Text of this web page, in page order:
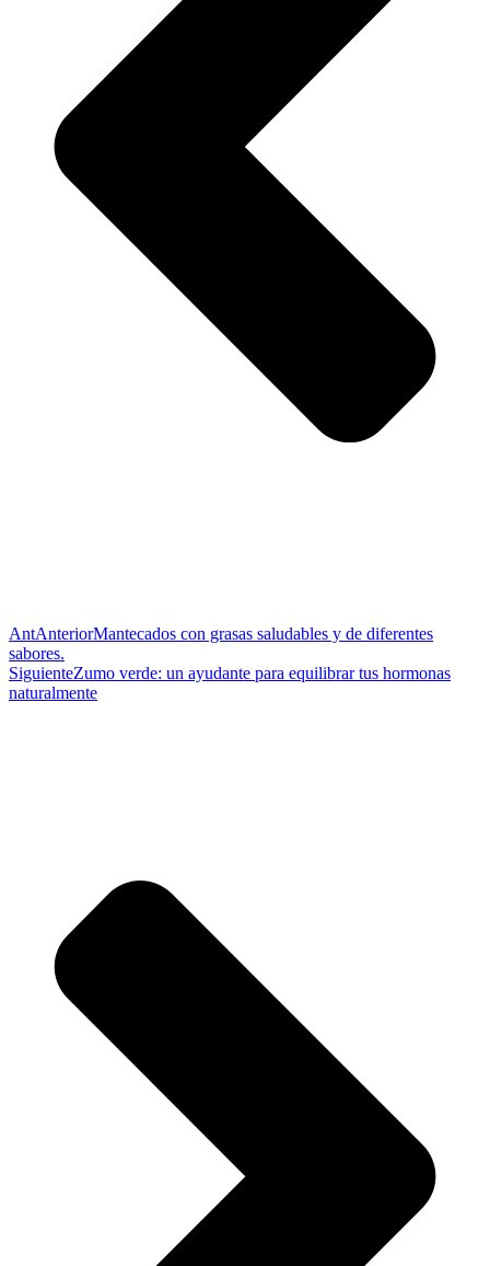
AntAnteriorMantecados con grasas saludables y de diferentes
sabores.
SiguienteZumo verde: un ayudante para equilibrar tus hormonas
naturalmente